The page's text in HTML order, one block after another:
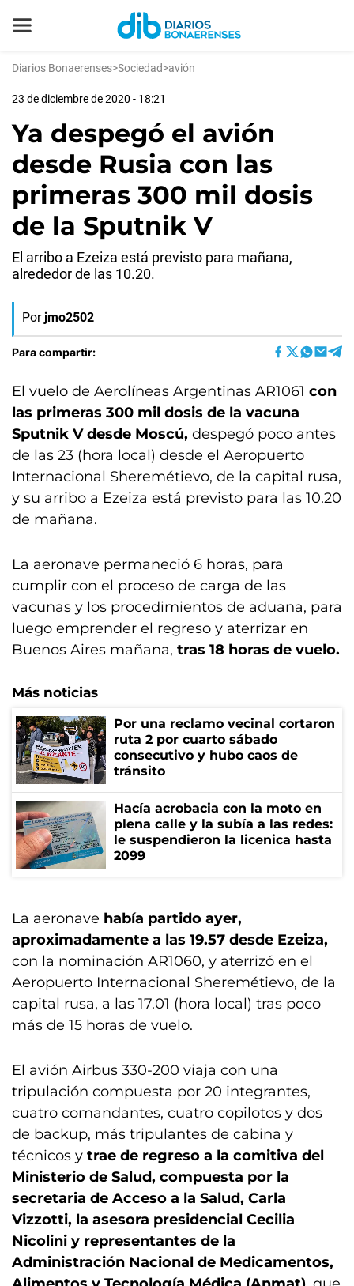
Diarios Bonaerenses>Sociedad>avión
23 de diciembre de 2020 - 18:21
Ya despegó el avión
desde Rusia con las
primeras 300 mil dosis
de la Sputnik V
El arribo a Ezeiza está previsto para mañana,
alrededor de las 10.20.
Por jmo2502
Para compartir:
El vuelo de Aerolíneas Argentinas AR1061 con
las primeras 300 mil dosis de la vacuna
Sputnik V desde Moscú, despegó poco antes
de las 23 (hora local) desde el Aeropuerto
Internacional Sheremétievo, de la capital rusa,
y su arribo a Ezeiza está previsto para las 10.20
de mañana.
La aeronave permaneció 6 horas, para
cumplir con el proceso de carga de las
vacunas y los procedimientos de aduana, para
luego emprender el regreso y aterrizar en
Buenos Aires mañana, tras 18 horas de vuelo.
Más noticias
Por una reclamo vecinal cortaron
ruta 2 por cuarto sábado
consecutivo y hubo caos de
tránsito
Hacía acrobacia con la moto en
plena calle y la subía a las redes:
le suspendieron la licenica hasta
2099
La aeronave había partido ayer,
aproximadamente a las 19.57 desde Ezeiza,
con la nominación AR1060, y aterrizó en el
Aeropuerto Internacional Sheremétievo, de la
capital rusa, a las 17.01 (hora local) tras poco
más de 15 horas de vuelo.
El avión Airbus 330-200 viaja con una
tripulación compuesta por 20 integrantes,
cuatro comandantes, cuatro copilotos y dos
de backup, más tripulantes de cabina y
técnicos y trae de regreso a la comitiva del
Ministerio de Salud, compuesta por la
secretaria de Acceso a la Salud, Carla
Vizzotti, la asesora presidencial Cecilia
Nicolini y representantes de la
Administración Nacional de Medicamentos,